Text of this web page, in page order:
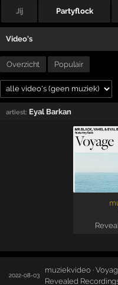
Jij Partyflock
Video's
Overzicht Populair
artiest: Eyal Barkan
2022-08-03
muziekvideo ·
Revealed